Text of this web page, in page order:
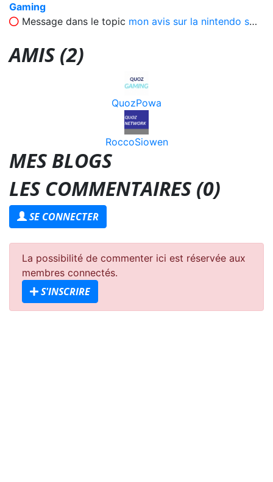
Gaming
Message dans le topic mon avis sur la nintendo switch
AMIS (2)
QuozPowa
RoccoSiowen
MES BLOGS
LES COMMENTAIRES (0)
SE CONNECTER
La possibilité de commenter ici est réservée aux
membres connectés.
S'INSCRIRE